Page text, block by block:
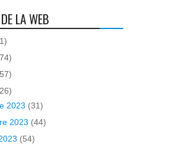
LA WEB
2023 (31)
2023 (44)
(54)